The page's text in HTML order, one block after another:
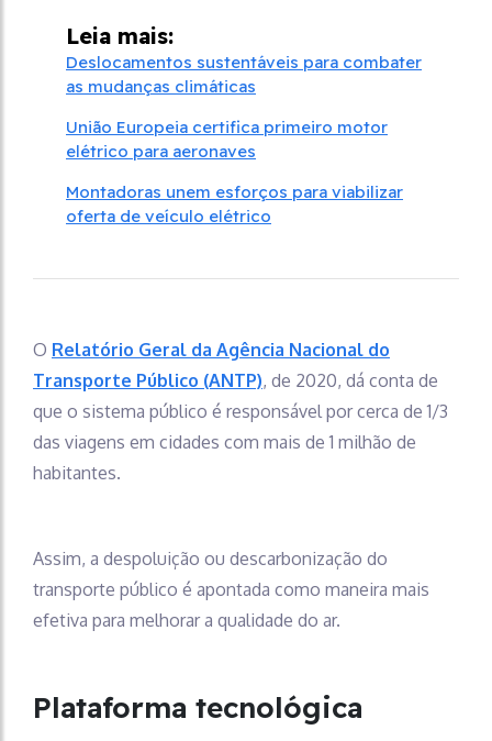
Leia mais:
Deslocamentos sustentáveis para combater
as mudanças climáticas
União Europeia certifica primeiro motor
elétrico para aeronaves
Montadoras unem esforços para viabilizar
oferta de veículo elétrico
O Relatório Geral da Agência Nacional do
Transporte Público (ANTP), de 2020, dá conta de
que o sistema público é responsável por cerca de 1/3
das viagens em cidades com mais de 1 milhão de
habitantes.
Assim, a despoluição ou descarbonização do
transporte público é apontada como maneira mais
efetiva para melhorar a qualidade do ar.
Plataforma tecnológica